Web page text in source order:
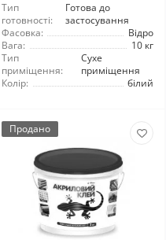
Тип
готовності:
Готова до
застосування
Фасовка:
Відро
Вага:
10 кг
Тип
приміщення:
Сухе
приміщення
Колір:
білий
Продано